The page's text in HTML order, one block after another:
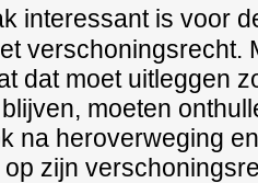
interessant is voor
verschoningsrecht.
dat moet uitleggen
moeten
na heroverweging
op zijn